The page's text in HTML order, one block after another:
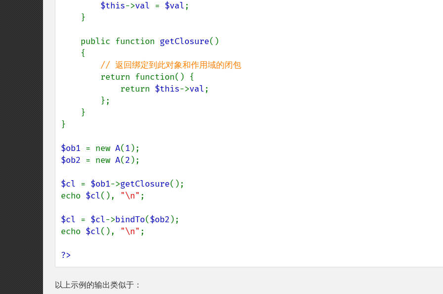
$this->val = $val;
    public function
getClosure()
// 返回绑定到此对象和作用域的闭包
return function() {
            return
$this->val;
}
$ob1 = new A(1
$ob2 = new A(2 );
$cl = $ob1->getClosure();
echo $cl(), "\n" ;
$cl = $cl->bindTo($ob2 );
echo $cl(), "\n" ;
?>
以上示例的输出类似于：